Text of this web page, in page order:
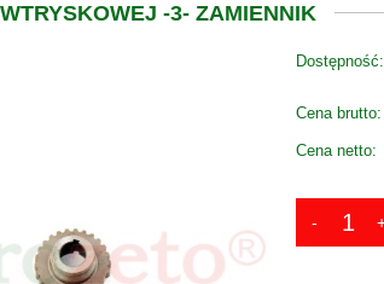
-3- ZAMIENNIK
Dostępność:
Cena brutto:
Cena netto: